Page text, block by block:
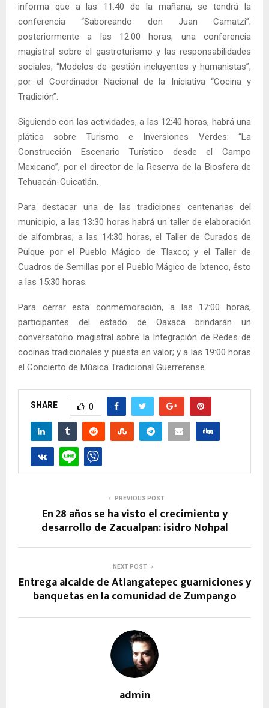
informa que a las 11:40 de la mañana, se tendrá la
conferencia “Saboreando don Juan Camatzi”;
posteriormente a las 12:00 horas, una conferencia
magistral sobre el gastroturismo y las responsabilidades
sociales, “Modelos de gestión incluyentes y humanistas”,
por el Coordinador Nacional de la Iniciativa “Cocina y
Tradición”.
Siguiendo con las actividades, a las 12:40 horas, habrá una
plática sobre Turismo e Inversiones Verdes: “La
Construcción Escenario Turístico desde el Campo
Mexicano”, por el director de la Reserva de la Biosfera de
Tehuacán-Cuicatlán.
Para destacar una de las tradiciones centenarias del
municipio, a las 13:30 horas habrá un taller de elaboración
de alfombras; a las 14:30 horas, el Taller de Curados de
Pulque por el Pueblo Mágico de Tlaxco; y el Taller de
Cuadros de Semillas por el Pueblo Mágico de Ixtenco, ésto
a las 15:30 horas.
Para cerrar esta conmemoración, a las 17:00 horas,
participantes del estado de Oaxaca brindarán un
conversatorio magistral sobre la Integración de Redes de
cocinas tradicionales y puesta en valor; y a las 19:00 horas
el Concierto de Música Tradicional Guerrerense.
SHARE 0
PREVIOUS POST
En 28 años se ha visto el crecimiento y
desarrollo de Zacualpan: isidro Nohpal
NEXT POST
Entrega alcalde de Atlangatepec guarniciones y
banquetas en la comunidad de Zumpango
admin